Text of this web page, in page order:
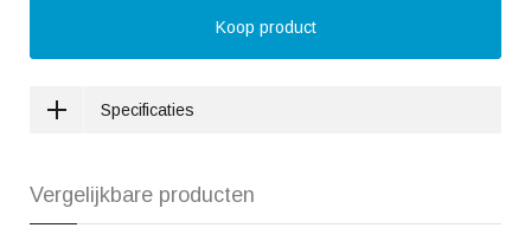
Koop product
Specificaties
Vergelijkbare producten